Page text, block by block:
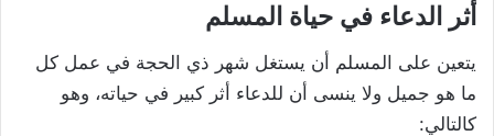
أثر الدعاء في حياة المسلم
يتعين على المسلم أن يستغل شهر ذي الحجة في عمل كل
ما هو جميل ولا ينسى أن للدعاء أثر كبير في حياته، وهو
كالتالي: